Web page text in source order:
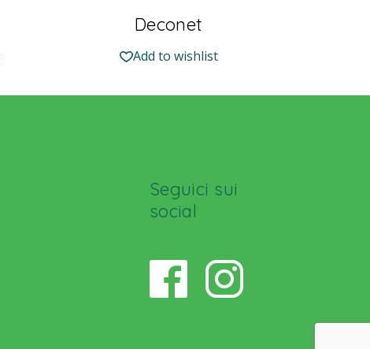
Deconet
Add to wishlist
Seguici sui
social